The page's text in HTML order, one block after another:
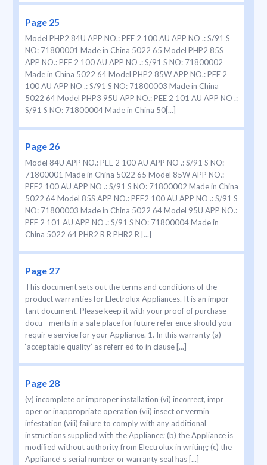
Page 25
Model PHP2 84U APP NO.: PEE 2 100 AU APP NO .: S/91 S
NO: 71800001 Made in China 5022 65 Model PHP2 85S
APP NO.: PEE 2 100 AU APP NO .: S/91 S NO: 71800002
Made in China 5022 64 Model PHP2 85W APP NO.: PEE 2
100 AU APP NO .: S/91 S NO: 71800003 Made in China
5022 64 Model PHP3 95U APP NO.: PEE 2 101 AU APP NO .:
S/91 S NO: 71800004 Made in China 50[...]
Page 26
Model 84U APP NO.: PEE 2 100 AU APP NO .: S/91 S NO:
71800001 Made in China 5022 65 Model 85W APP NO.:
PEE2 100 AU APP NO .: S/91 S NO: 71800002 Made in China
5022 64 Model 85S APP NO.: PEE2 100 AU APP NO .: S/91 S
NO: 71800003 Made in China 5022 64 Model 95U APP NO.:
PEE 2 101 AU APP NO .: S/91 S NO: 71800004 Made in
China 5022 64 PHR2 R R PHR2 R [...]
Page 27
This document sets out the terms and conditions of the
product warranties for Electrolux Appliances. It is an impor -
tant document. Please keep it with your proof of purchase
docu - ments in a safe place for future refer ence should you
requir e service for your Appliance. 1. In this warranty (a)
‘acceptable quality’ as referr ed to in clause [...]
Page 28
(v) incomplete or improper installation (vi) incorrect, impr
oper or inappropriate operation (vii) insect or vermin
infestation (viii) failure to comply with any additional
instructions supplied with the Appliance; (b) the Appliance is
modiﬁed without authority from Electrolux in writing; (c) the
Appliance’ s serial number or warranty seal has [...]